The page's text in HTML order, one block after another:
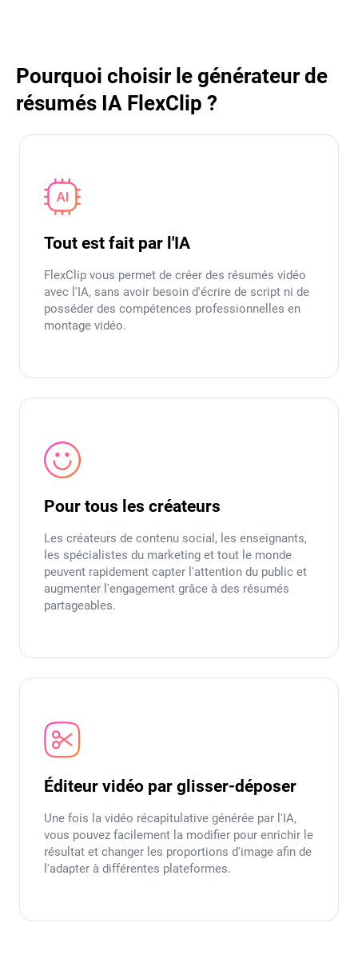
Pourquoi choisir le générateur de
résumés IA FlexClip ?
Tout est fait par l'IA
FlexClip vous permet de créer des résumés vidéo
avec l'IA, sans avoir besoin d'écrire de script ni de
posséder des compétences professionnelles en
montage vidéo.
Pour tous les créateurs
Les créateurs de contenu social, les enseignants,
les spécialistes du marketing et tout le monde
peuvent rapidement capter l'attention du public et
augmenter l'engagement grâce à des résumés
partageables.
Éditeur vidéo par glisser-déposer
Une fois la vidéo récapitulative générée par l'IA,
vous pouvez facilement la modifier pour enrichir le
résultat et changer les proportions d'image afin de
l'adapter à différentes plateformes.